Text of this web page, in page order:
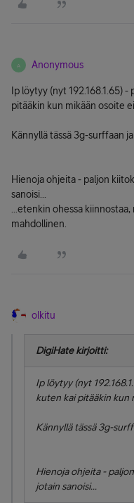
A Anonymous
Ip löytyy (nyt 192.168.1.65)
pitääkin kun mikään osoite
Kännyllä tässä 3g-surffaan
Hienoja ohjeita - paljon
sanoisi...
...etenkin ohessa
mahdollinen.
olkitu
DigiHate kirjoitti:
Ip löytyy (nyt
kuten kai pitääkin kun
Kännyllä tässä 3g-
Hienoja ohjeita -
jotain sanoisi...